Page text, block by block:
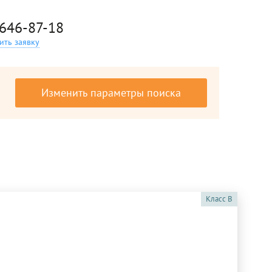
87-18
заявку
Изменить параметры поиска
Класс B